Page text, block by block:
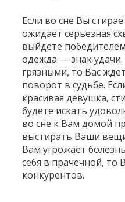
Если во сне Вы
ожидает серьезная
выйдете
одежда — знак
грязными, то Вас
поворот в судьбе.
красивая девушка,
будете искать
во сне к Вам домой
выстирать Ваши
Вам угрожает
себя в прачечной, то
конкурентов.